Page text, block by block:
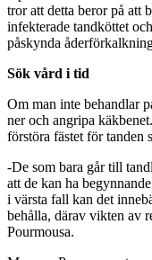
tror att detta beror på att
infekterade tandköttet
påskynda
Sök vård i tid
Om man inte behandlar
ner och angripa
förstöra fästet för tanden
-De som bara går till
att de kan ha
i värsta fall kan det
behålla, därav vikten av
Pourmousa.